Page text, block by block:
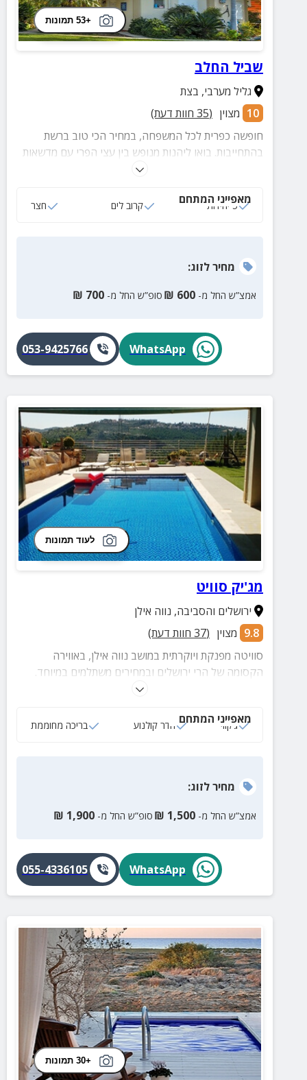
+53 תמונות
שביל החלב
גליל מערבי, בצת
10 מצוין (
35 חוות דעת)
חופשה כפרית לכל המשפחה, במחיר הכי טוב ברשת
בהתחייבות. בואו ליהנות מנופש בין עצי הפרי עם מדשאות
ירוקות, בקתות עם מרפסות, מתחם פנאי מקורה, מתקנים
מאפייני המתחם
5 יחידות קרוב לים חצר
מחירלזוג:
אמצ”ש החל מ- 600
₪ סופ”ש החל מ- 700
₪
WhatsApp
053-9425766
לעוד תמונות
מג'יק סוויט
ירושלים והסביבה, נווה אילן
9.8 מצוין (
37 חוות דעת)
סוויטה מפנקת ויוקרתית במושב נווה אילן, באווירה
הקסומה של הרי ירושלים ובמחירים משתלמים במיוחד.
אירוח אידיאלי עבור חתן וכלה בליל כלולותיהם וגם סתם
מאפייני המתחם
ג‘קוזי חדר קולנוע בריכה מחוממת
מחירלזוג:
אמצ”ש החל מ- 1,500
₪ סופ”ש החל מ- 1,900
₪
WhatsApp
055-4336105
+30 תמונות